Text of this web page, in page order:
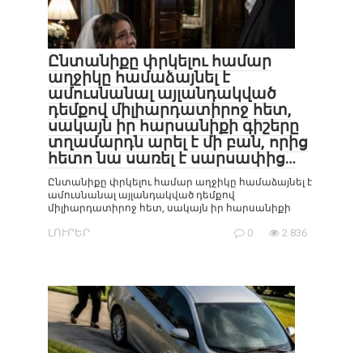
Ընտանիքը փրկելու համար
աղջիկը համաձայնել է
ամուսնանալ այլանդակված
դեմքով միլիարդատիրոջ հետ,
սակայն իր հարսանիքի գիշերը
տղամարդն արել է մի բան, որից
հետո նա սառել է սարսափից…
Ընտանիքը փրկելու համար աղջիկը համաձայնել է
ամուսնանալ այլանդակված դեմքով
միլիարդատիրոջ հետ, սակայն իր հարսանիքի
ԼՈՒՐԵՐ 0 2 836